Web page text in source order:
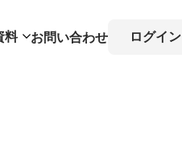
料 お問い合わせ ログイン